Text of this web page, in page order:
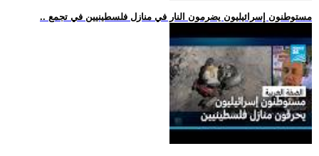
.. مستوطنون إسرائيليون يضرمون النار في منازل فلسطينيين في تجمع